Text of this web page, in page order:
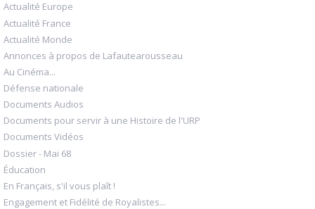
Actualité Europe
Actualité France
Actualité Monde
Annonces à propos de Lafautearousseau
Au Cinéma...
Défense nationale
Documents Audios
Documents pour servir à une Histoire de l'URP
Documents Vidéos
Dossier - Mai 68
Éducation
En Français, s'il vous plaît !
Engagement et Fidélité de Royalistes...